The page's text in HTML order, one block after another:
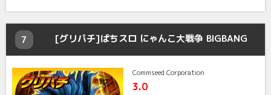
7 [グリパチ]ぱちスロ にゃんこ大戦争 BIGBANG
Commseed Corporation
3.0